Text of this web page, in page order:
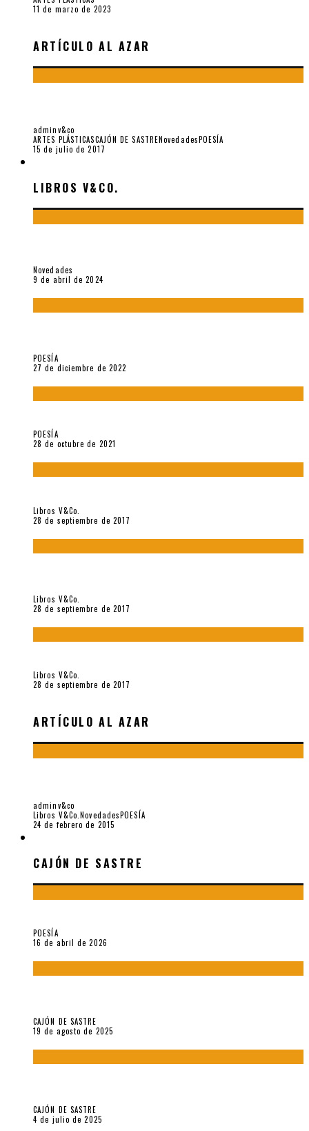
11 de marzo de 2023
ARTÍCULO AL AZAR
adminv&co
ARTES PLÁSTICASCAJÓN DE SASTRENovedadesPOESÍA
15 de julio de 2017
LIBROS V&CO.
Novedades
9 de abril de 2024
POESÍA
27 de diciembre de 2022
POESÍA
28 de octubre de 2021
Libros V&Co.
28 de septiembre de 2017
Libros V&Co.
28 de septiembre de 2017
Libros V&Co.
28 de septiembre de 2017
ARTÍCULO AL AZAR
adminv&co
Libros V&Co.NovedadesPOESÍA
24 de febrero de 2015
CAJÓN DE SASTRE
POESÍA
16 de abril de 2026
CAJÓN DE SASTRE
19 de agosto de 2025
CAJÓN DE SASTRE
4 de julio de 2025